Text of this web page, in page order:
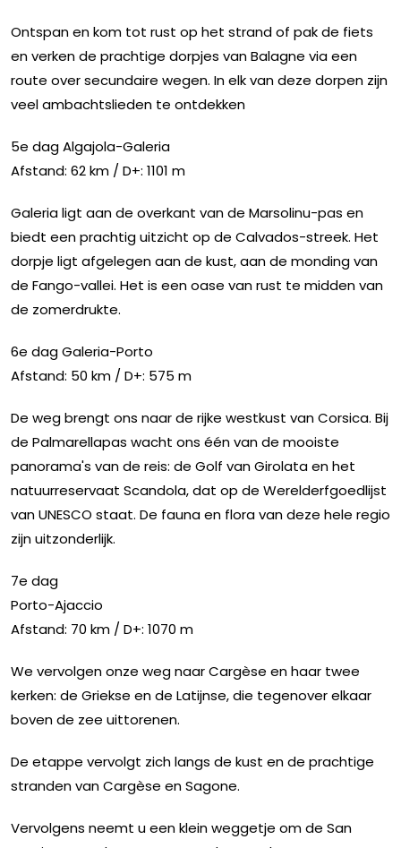
Ontspan en kom tot rust op het strand of pak de fiets
en verken de prachtige dorpjes van Balagne via een
route over secundaire wegen. In elk van deze dorpen zijn
veel ambachtslieden te ontdekken
5e dag Algajola-Galeria
Afstand: 62 km / D+: 1101 m
Galeria ligt aan de overkant van de Marsolinu-pas en
biedt een prachtig uitzicht op de Calvados-streek. Het
dorpje ligt afgelegen aan de kust, aan de monding van
de Fango-vallei. Het is een oase van rust te midden van
de zomerdrukte.
6e dag Galeria-Porto
Afstand: 50 km / D+: 575 m
De weg brengt ons naar de rijke westkust van Corsica. Bij
de Palmarellapas wacht ons één van de mooiste
panorama's van de reis: de Golf van Girolata en het
natuurreservaat Scandola, dat op de Werelderfgoedlijst
van UNESCO staat. De fauna en flora van deze hele regio
zijn uitzonderlijk.
7e dag
Porto-Ajaccio
Afstand: 70 km / D+: 1070 m
We vervolgen onze weg naar Cargèse en haar twee
kerken: de Griekse en de Latijnse, die tegenover elkaar
boven de zee uittorenen.
De etappe vervolgt zich langs de kust en de prachtige
stranden van Cargèse en Sagone.
Vervolgens neemt u een klein weggetje om de San